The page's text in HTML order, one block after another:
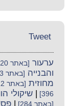
Tweet
ערעור [באתר 220]
והבנייה [באתר 53]
מחוזית [באתר 12]
396]
|שיקולי
[באתר 284] |